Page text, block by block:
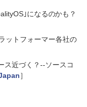
｣になるのかも？
ットフォーマー各社の
ス近づく？--ソースコ
］